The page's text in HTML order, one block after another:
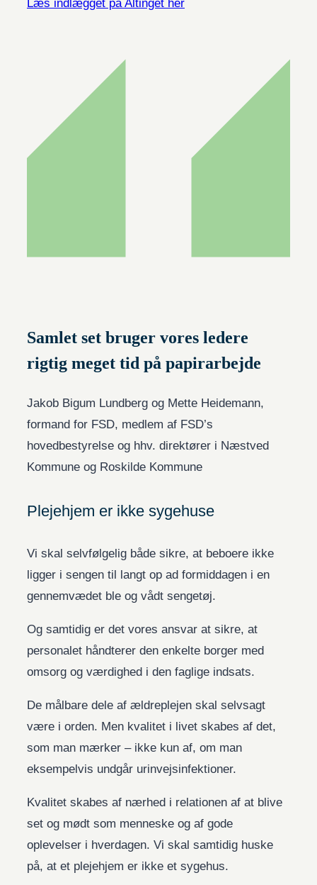
Læs indlægget på Altinget her
Samlet set bruger vores ledere
rigtig meget tid på papirarbejde
Jakob Bigum Lundberg og Mette Heidemann,
formand for FSD, medlem af FSD’s
hovedbestyrelse og hhv. direktører i Næstved
Kommune og Roskilde Kommune
Plejehjem er ikke sygehuse
Vi skal selvfølgelig både sikre, at beboere ikke
ligger i sengen til langt op ad formiddagen i en
gennemvædet ble og vådt sengetøj.
Og samtidig er det vores ansvar at sikre, at
personalet håndterer den enkelte borger med
omsorg og værdighed i den faglige indsats.
De målbare dele af ældreplejen skal selvsagt
være i orden. Men kvalitet i livet skabes af det,
som man mærker – ikke kun af, om man
eksempelvis undgår urinvejsinfektioner.
Kvalitet skabes af nærhed i relationen af at blive
set og mødt som menneske og af gode
oplevelser i hverdagen. Vi skal samtidig huske
på, at et plejehjem er ikke et sygehus.